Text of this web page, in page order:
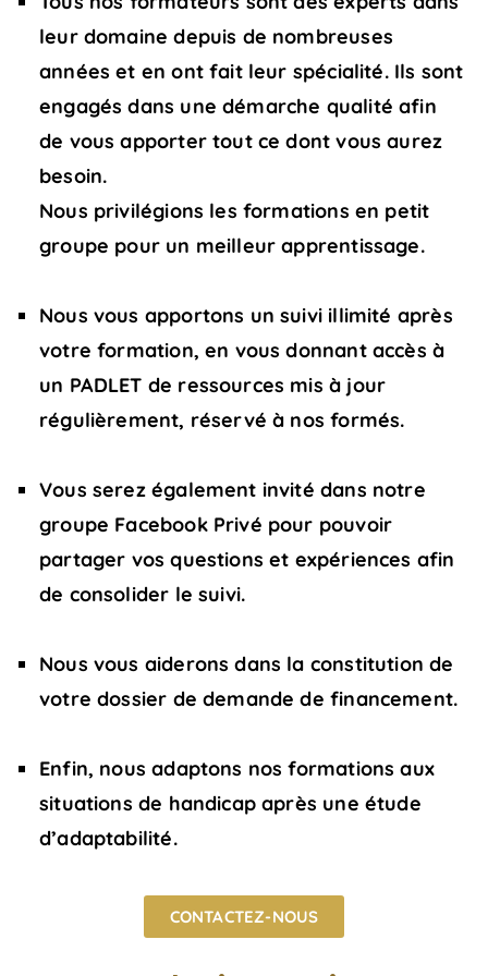
leur domaine depuis de nombreuses
années et en ont fait leur spécialité. Ils sont
engagés dans une démarche qualité afin
de vous apporter tout ce dont vous aurez
besoin.
Nous privilégions les formations en petit
groupe pour un meilleur apprentissage.
Nous vous apportons un suivi illimité après
votre formation, en vous donnant accès à
un PADLET de ressources mis à jour
régulièrement, réservé à nos formés.
Vous serez également invité dans notre
groupe Facebook Privé pour pouvoir
partager vos questions et expériences afin
de consolider le suivi.
Nous vous aiderons dans la constitution de
votre dossier de demande de financement.
Enfin, nous adaptons nos formations aux
situations de handicap après une étude
d’adaptabilité.
CONTACTEZ-NOUS